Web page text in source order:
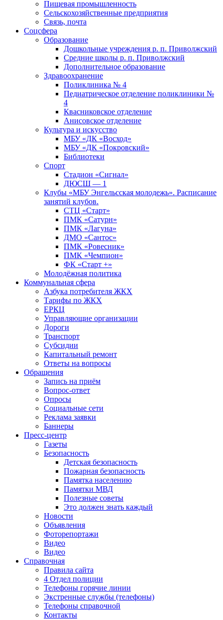
Пищевая промышленность
Сельскохозяйственные предприятия
Связь, почта
Соцсфера
Образование
Дошкольные учреждения р. п. Приволжский
Средние школы р. п. Приволжский
Дополнительное образование
Здравоохранение
Поликлиника № 4
Педиатрическое отделение поликлиники №
4
Квасниковское отделение
Анисовское отделение
Культура и искусство
МБУ «ДК «Восход»
МБУ «ДК «Покровский»
Библиотеки
Спорт
Стадион «Сигнал»
ДЮСШ — 1
Клубы «МБУ Энгельсская молодежь». Расписание
занятий клубов.
СТЦ «Старт»
ПМК «Сатурн»
ПМК «Лагуна»
ДМО «Сантос»
ПМК «Ровесник»
ПМК «Чемпион»
ФК «Старт +»
Молодёжная политика
Коммунальная сфера
Азбука потребителя ЖКХ
Тарифы по ЖКХ
ЕРКЦ
Управляющие организации
Дороги
Транспорт
Субсидии
Капитальный ремонт
Ответы на вопросы
Обращения
Запись на приём
Вопрос-ответ
Опросы
Социальные сети
Реклама заявки
Баннеры
Пресс-центр
Газеты
Безопасность
Детская безопасность
Пожарная безопасность
Памятка населению
Памятки МВД
Полезные советы
Это должен знать каждый
Новости
Объявления
Фоторепортажи
Видео
Видео
Справочная
Правила сайта
4 Отдел полиции
Телефоны горячие линии
Экстренные службы (телефоны)
Телефоны справочной
Контакты